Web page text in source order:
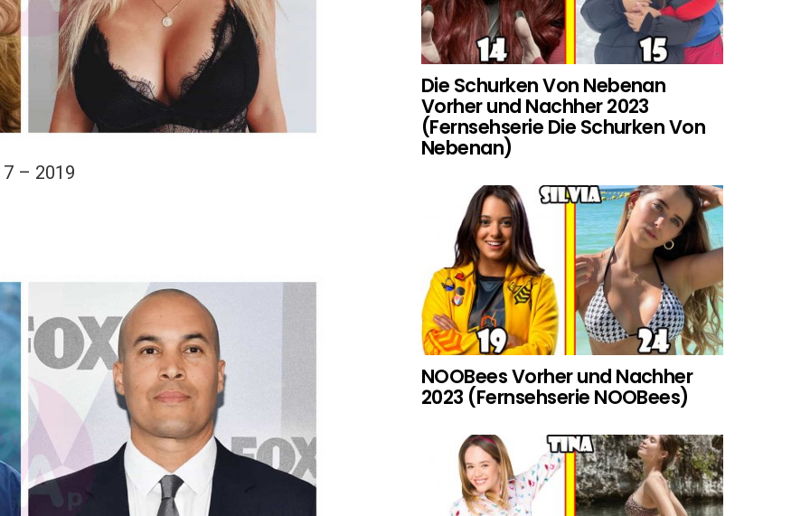
– 2019
Die Schurken Von Nebenan
Vorher und Nachher 2023
(Fernsehserie Die Schurken Von
Nebenan)
NOOBees Vorher und Nachher
2023 (Fernsehserie NOOBees)